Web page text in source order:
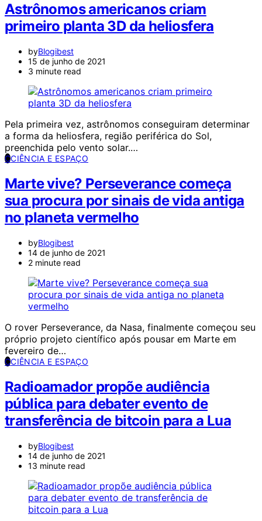
Astrônomos americanos criam
primeiro planta 3D da heliosfera
byBlogibest
15 de junho de 2021
3 minute read
Pela primeira vez, astrônomos conseguiram determinar
a forma da heliosfera, região periférica do Sol,
preenchida pelo vento solar.…
CCIÊNCIA E ESPAÇO
Marte vive? Perseverance começa
sua procura por sinais de vida antiga
no planeta vermelho
byBlogibest
14 de junho de 2021
2 minute read
O rover Perseverance, da Nasa, finalmente começou seu
próprio projeto científico após pousar em Marte em
fevereiro de…
CCIÊNCIA E ESPAÇO
Radioamador propõe audiência
pública para debater evento de
transferência de bitcoin para a Lua
byBlogibest
14 de junho de 2021
13 minute read